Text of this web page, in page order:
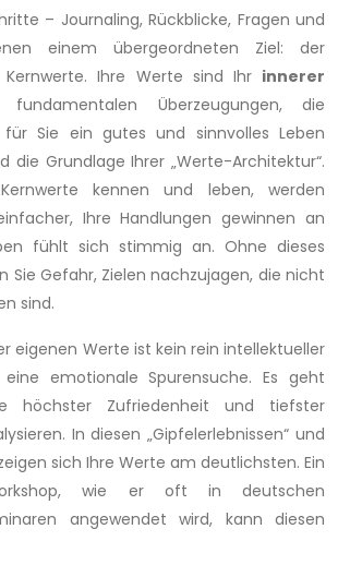
– Journaling, Rückblicke, Fragen und
einem übergeordneten Ziel: der
Kernwerte. Ihre Werte sind Ihr innerer
Überzeugungen, die
Sie ein gutes und sinnvolles Leben
die Grundlage Ihrer „Werte-Architektur“.
kennen und leben, werden
Ihre Handlungen gewinnen an
fühlt sich stimmig an. Ohne dieses
Sie Gefahr, Zielen nachzujagen, die nicht
sind.
eigenen Werte ist kein rein intellektueller
eine emotionale Spurensuche. Es geht
höchster Zufriedenheit und tiefster
In diesen „Gipfelerlebnissen“ und
sich Ihre Werte am deutlichsten. Ein
wie er oft in deutschen
angewendet wird, kann diesen